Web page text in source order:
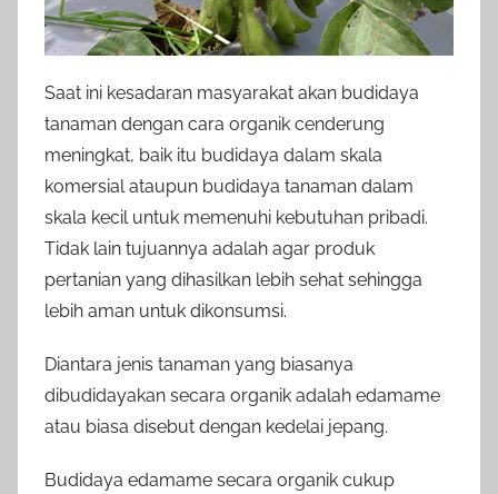
Saat ini kesadaran masyarakat akan budidaya
tanaman dengan cara organik cenderung
meningkat, baik itu budidaya dalam skala
komersial ataupun budidaya tanaman dalam
skala kecil untuk memenuhi kebutuhan pribadi.
Tidak lain tujuannya adalah agar produk
pertanian yang dihasilkan lebih sehat sehingga
lebih aman untuk dikonsumsi.
Diantara jenis tanaman yang biasanya
dibudidayakan secara organik adalah edamame
atau biasa disebut dengan kedelai jepang.
Budidaya edamame secara organik cukup